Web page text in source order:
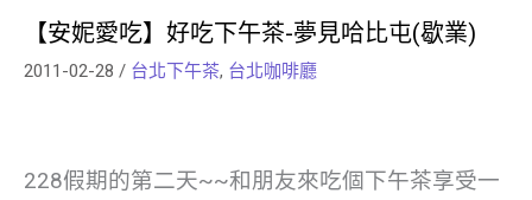
【安妮愛吃】好吃下午茶-夢見哈比屯(歇業)
2011-02-28 / 台北下午茶, 台北咖啡廳
228假期的第二天~~和朋友來吃個下午茶享受一